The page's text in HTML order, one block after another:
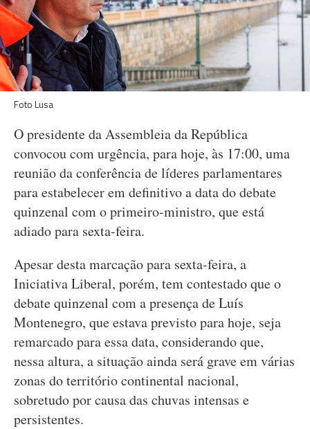
Foto Lusa
O presidente da Assembleia da República
convocou com urgência, para hoje, às 17:00, uma
reunião da conferência de líderes parlamentares
para estabelecer em definitivo a data do debate
quinzenal com o primeiro-ministro, que está
adiado para sexta-feira.
Apesar desta marcação para sexta-feira, a
Iniciativa Liberal, porém, tem contestado que o
debate quinzenal com a presença de Luís
Montenegro, que estava previsto para hoje, seja
remarcado para essa data, considerando que,
nessa altura, a situação ainda será grave em várias
zonas do território continental nacional,
sobretudo por causa das chuvas intensas e
persistentes.